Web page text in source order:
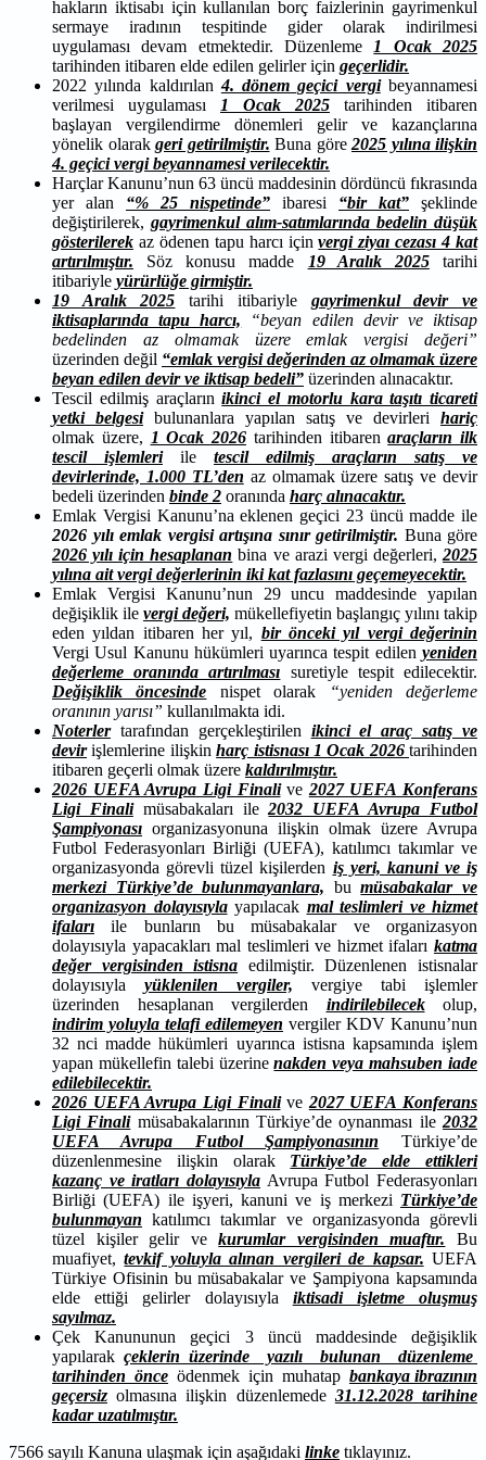
hakların iktisabı için kullanılan borç faizlerinin gayrimenkul
sermaye iradının tespitinde gider olarak indirilmesi
uygulaması devam etmektedir. Düzenleme 1 Ocak 2025
tarihinden itibaren elde edilen gelirler için geçerlidir.
2022 yılında kaldırılan4. dönem geçici vergibeyannamesi
verilmesi uygulaması
1 Ocak 2025 tarihinden itibaren
başlayan vergilendirme dönemleri gelir ve kazançlarına
yönelik olarak geri getirilmiştir. Buna göre 2025 yılına ilişkin
4. geçici vergi beyannamesi verilecektir.
Harçlar Kanunu’nun 63 üncü maddesinin dördüncü fıkrasında
yer alan “% 25 nispetinde” ibaresi “bir kat” şeklinde
değiştirilerek, gayrimenkul alım-satımlarında bedelin düşük
gösterilerek az ödenen tapu harcı içinvergi ziyaı cezası 4 kat
artırılmıştır.
Söz konusu madde 19 Aralık 2025tarihi
itibariyle yürürlüğe girmiştir.
19 Aralık 2025 tarihi itibariyle gayrimenkul devir ve
iktisaplarında tapu harcı,
“beyan edilen devir ve iktisap
bedelinden az olmamak üzere emlak vergisi değeri”
üzerinden değil “emlak vergisi değerinden az olmamak üzere
beyan edilen devir ve iktisap bedeli” üzerinden alınacaktır.
Tescil edilmiş araçlarınikinci el motorlu kara taşıtı ticareti
yetki belgesibulunanlara yapılan satış ve devirleri hariç
olmak üzere, 1 Ocak 2026 tarihinden itibarenaraçların ilk
tescil işlemleriile tescil edilmiş araçların satış ve
devirlerinde, 1.000 TL’den az olmamak üzere satış ve devir
bedeli üzerinden binde 2 oranında harç alınacaktır.
Emlak Vergisi Kanunu’na eklenen geçici 23 üncü madde ile
2026 yılı emlak vergisi artışına sınır getirilmiştir. Buna göre
2026 yılı için hesaplanan bina ve arazi vergi değerleri,2025
yılına ait vergi değerlerinin iki kat fazlasını geçemeyecektir.
Emlak Vergisi Kanunu’nun 29 uncu maddesinde yapılan
değişiklik ile vergi değeri, mükellefiyetin başlangıç yılını takip
eden yıldan itibaren her yıl, bir önceki yıl vergi değerinin
Vergi Usul Kanunu hükümleri uyarınca tespit edilen yeniden
değerleme oranında artırılması suretiyle tespit edilecektir.
Değişiklik öncesinde nispet olarak
“yeniden değerleme
oranının yarısı” kullanılmakta idi.
Noterlertarafından gerçekleştirilen ikinci el araç satış ve
devirişlemlerine ilişkinharç istisnası 1 Ocak 2026 tarihinden
itibaren geçerli olmak üzere kaldırılmıştır.
2026 UEFA Avrupa Ligi Finalive 2027 UEFA Konferans
Ligi Finalimüsabakaları ile2032 UEFA Avrupa Futbol
Şampiyonası organizasyonuna ilişkin olmak üzere Avrupa
Futbol Federasyonları Birliği (UEFA), katılımcı takımlar ve
organizasyonda görevli tüzel kişilerden iş yeri, kanuni ve iş
merkezi Türkiye’de bulunmayanlara, bumüsabakalar ve
organizasyon dolayısıylayapılacak mal teslimleri ve hizmet
ifaları ile bunların bu müsabakalar ve organizasyon
dolayısıyla yapacakları mal teslimleri ve hizmet ifaları katma
değer vergisinden istisna edilmiştir. Düzenlenen istisnalar
dolayısıyla yüklenilen vergiler, vergiye tabi işlemler
üzerinden hesaplanan vergilerden indirilebilecekolup,
indirim yoluyla telafi edilemeyen vergiler KDV Kanunu’nun
32 nci madde hükümleri uyarınca istisna kapsamında işlem
yapan mükellefin talebi üzerinenakden veya mahsuben iade
edilebilecektir.
2026 UEFA Avrupa Ligi Finalive 2027 UEFA Konferans
Ligi Finalimüsabakalarının Türkiye’de oynanması ile2032
UEFA Avrupa Futbol Şampiyonasının Türkiye’de
düzenlenmesine ilişkin olarak Türkiye’de elde ettikleri
kazanç ve iratları dolayısıyla Avrupa Futbol Federasyonları
Birliği (UEFA) ile işyeri, kanuni ve iş merkezi Türkiye’de
bulunmayan katılımcı takımlar ve organizasyonda görevli
tüzel kişiler gelir vekurumlar vergisinden muaftır. Bu
muafiyet,tevkif yoluyla alınan vergileri de kapsar. UEFA
Türkiye Ofisinin bu müsabakalar ve Şampiyona kapsamında
elde ettiği gelirler dolayısıyla iktisadi işletme oluşmuş
sayılmaz.
Çek Kanununun geçici 3 üncü maddesinde değişiklik
yapılarak çeklerin üzerinde yazılı bulunan düzenleme
tarihinden önce ödenmek için muhatap bankaya ibrazının
geçersiz olmasına ilişkin düzenlemede 31.12.2028 tarihine
kadar uzatılmıştır.
7566 sayılı Kanuna ulaşmak için aşağıdaki linke tıklayınız.